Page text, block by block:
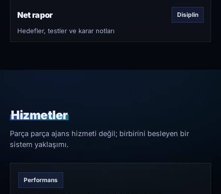
Net rapor Disiplin
Hedefler, testler ve karar notları
Hizmetler
Parça parça ajans hizmeti değil; birbirini besleyen bir
sistem yaklaşımı.
Performans